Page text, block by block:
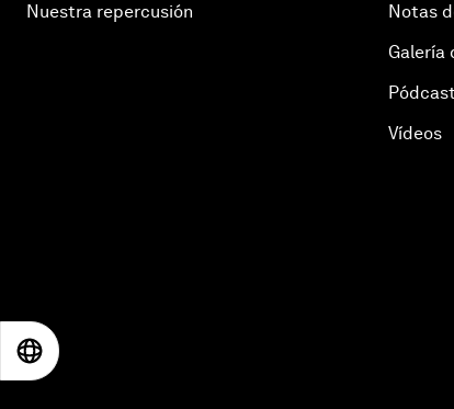
Nuestra repercusión
Notas
Galería
Pódcast
Vídeos